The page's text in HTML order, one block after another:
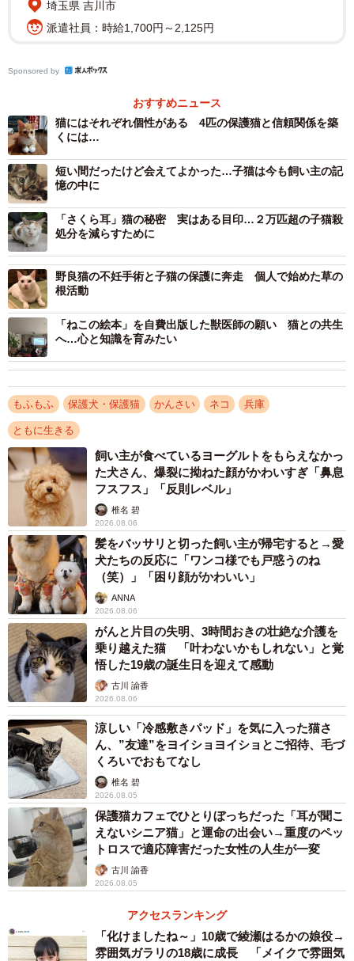
でいるという。どうしたらいいのかと相談され、現場の確
認へ向かった。
到着後、現場は想像とは違い、猫が見当たらない。やっ
と1匹現れ、家の駐車場に入っていくところを見かけた。早
速この家で聞き取り調査を実施した。
おばあさんが出てきてくださり、猫のことを伺った。す
ると偶然、この家にも猫が居ついているという。庭を見る
と4～5匹の猫がいる。話を聞くと、この家には数年前から
庭に野良猫が来るようになったという。
あばあさんはもともと犬を飼っており、猫は好きではな
かったが、1匹の猫が家の庭にやってきてから状況が変わっ
ていった。次の日も現れ、ご飯をねだってくる。そこから
餌を与えるようになると、気付けば毎日庭に現われた。し
ばらくすると「この猫が子供を産んだらどうなるんだろ
というのも、おばあさんもこれまで近所で子猫がカラス
に襲われたり、交通事故の被害に遇う場面を見てきたから
だ。そこで、このような悲劇が起こらないようにと、その
猫を捕獲して不妊手術を施し、これまで通りに外猫として
ご飯を与えていた。
だが、そんな日々もつかの間、別の猫が庭へ現れるよう
になった。しかも子猫を4匹連れていた。今度は親猫と子
猫、それに手術した猫1匹の計6匹が庭に居ついたのだ。ご
飯を与えながら「こんなに増えて、今後はどうしたらいい
の？」と焦りが出てきた。これ以上猫が増えないようにと
考え、やっと1匹の不妊手術をしたものの、新たに加わった
猫たちを手術しないとまた増える。
「そうしないと、また子猫たちがカラスや交通事故の被
害に遭ってしまう…でも」
毎年春の出産シーズンになると悲痛な思いを抱え、憂う
つになった。子猫の悲惨な結末を思うと、この産まれては
死んでいく”負のサイクル”を止めるためには一層のこと「動
物愛護センターへ連れて行くべきでは？」とまで思案し
た。殺処分があると知りながらも愛護センターが何度も頭
メス猫の不妊手術は病院によって異なるが、2万円～2万
埼玉県 吉川市
派遣社員：時給1,700円～2,125円
Sponsored by
おすすめニュース
猫にはそれぞれ個性がある 4匹の保護猫と信頼関係を築
くには…
短い間だったけど会えてよかった…子猫は今も飼い主の記
憶の中に
「さくら耳」猫の秘密 実はある目印…２万匹超の子猫殺
処分を減らすために
野良猫の不妊手術と子猫の保護に奔走 個人で始めた草の
根活動
「ねこの絵本」を自費出版した獣医師の願い 猫との共生
へ…心と知識を育みたい
もふもふ 保護犬・保護猫 かんさい ネコ 兵庫
ともに生きる
飼い主が食べているヨーグルトをもらえなかっ
た犬さん、爆裂に拗ねた顔がかわいすぎ「鼻息
フスフス」「反則レベル」
椎名 碧
2026.08.06
髪をバッサリと切った飼い主が帰宅すると→愛
犬たちの反応に「ワンコ様でも戸惑うのね
（笑）」「困り顔がかわいい」
ANNA
2026.08.06
がんと片目の失明、3時間おきの壮絶な介護を
乗り越えた猫 「叶わないかもしれない」と覚
悟した19歳の誕生日を迎えて感動
古川 諭香
2026.08.06
涼しい「冷感敷きパッド」を気に入った猫さ
ん、”友達”をヨイショヨイショとご招待、毛づ
くろいでおもてなし
椎名 碧
2026.08.05
保護猫カフェでひとりぼっちだった「耳が聞こ
えないシニア猫」と運命の出会い→重度のペッ
トロスで適応障害だった女性の人生が一変
古川 諭香
2026.08.05
アクセスランキング
「化けましたね～」10歳で綾瀬はるかの娘役→
雰囲気ガラリの18歳に成長 「メイクで雰囲気